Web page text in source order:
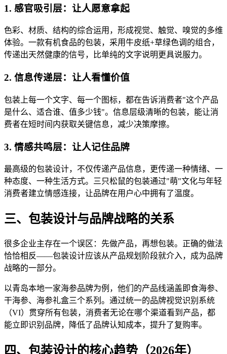
1. 感官吸引层：让人愿意拿起
色彩、材质、结构的综合运用，形成视觉、触觉、嗅觉的多维
体验。一款有机食品的包装，采用牛皮纸+草绿色调的组合，
传递出天然健康的信号，比单纯的文字说明更具说服力。
2. 信息传递层：让人看懂价值
包装上每一个文字、每一个图标，都在告诉消费者"这个产品
是什么、适合谁、值多少钱"。信息层级清晰的包装，能让消
费者在短时间内获取关键信息，减少决策摩擦。
3. 情感共鸣层：让人记住品牌
最高级的包装设计，不仅传递产品信息，更传递一种情绪、一
种态度、一种生活方式。三只松鼠的包装通过"萌"文化与年轻
消费者建立情感连接，让品牌在用户心中拥有了温度。
三、包装设计与品牌战略的关系
很多企业主存在一个误区：先做产品，再想包装。正确的做法
恰恰相反——包装设计应该从产品规划阶段就介入，成为品牌
战略的一部分。
以青岛本地一家海参品牌为例，他们的产品线涵盖即食海参、
干海参、海参礼盒三个系列。通过统一的品牌视觉识别系统
（VI）贯穿所有包装，消费者无论在哪个渠道看到产品，都
能立即识别品牌，降低了品牌认知成本，提升了复购率。
四、包装设计的核心趋势（2026年）